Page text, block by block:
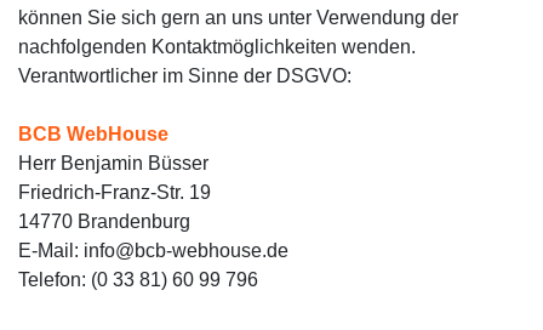
können Sie sich gern an uns unter Verwendung der
nachfolgenden Kontaktmöglichkeiten wenden.
Verantwortlicher im Sinne der DSGVO:
BCB WebHouse
Herr Benjamin Büsser
Friedrich-Franz-Str. 19
14770 Brandenburg
E-Mail: info@bcb-webhouse.de
Telefon: (0 33 81) 60 99 796